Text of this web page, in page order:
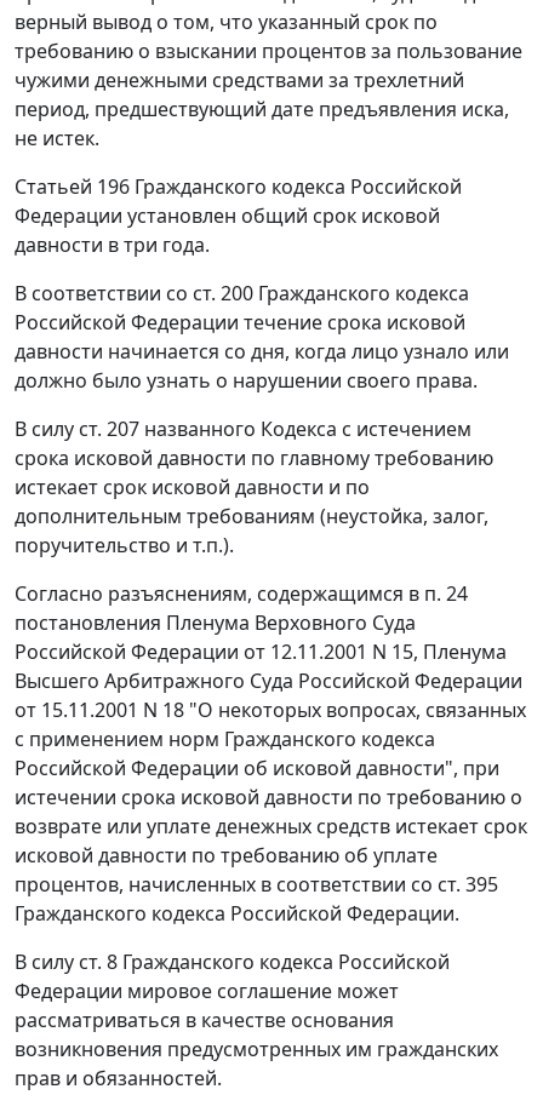
верный вывод о том, что указанный срок по
требованию о взыскании процентов за пользование
чужими денежными средствами за трехлетний
период, предшествующий дате предъявления иска,
не истек.
Статьей 196 Гражданского кодекса Российской
Федерации установлен общий срок исковой
давности в три года.
В соответствии со ст. 200 Гражданского кодекса
Российской Федерации течение срока исковой
давности начинается со дня, когда лицо узнало или
должно было узнать о нарушении своего права.
В силу ст. 207 названного Кодекса с истечением
срока исковой давности по главному требованию
истекает срок исковой давности и по
дополнительным требованиям (неустойка, залог,
поручительство и т.п.).
Согласно разъяснениям, содержащимся в п. 24
постановления Пленума Верховного Суда
Российской Федерации от 12.11.2001 N 15, Пленума
Высшего Арбитражного Суда Российской Федерации
от 15.11.2001 N 18 "О некоторых вопросах, связанных
с применением норм Гражданского кодекса
Российской Федерации об исковой давности", при
истечении срока исковой давности по требованию о
возврате или уплате денежных средств истекает срок
исковой давности по требованию об уплате
процентов, начисленных в соответствии со ст. 395
Гражданского кодекса Российской Федерации.
В силу ст. 8 Гражданского кодекса Российской
Федерации мировое соглашение может
рассматриваться в качестве основания
возникновения предусмотренных им гражданских
прав и обязанностей.